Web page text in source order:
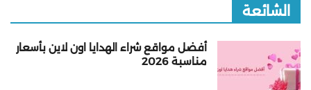
الشائعة
أفضل مواقع شراء الهدايا اون لاين بأسعار
مناسبة 2026